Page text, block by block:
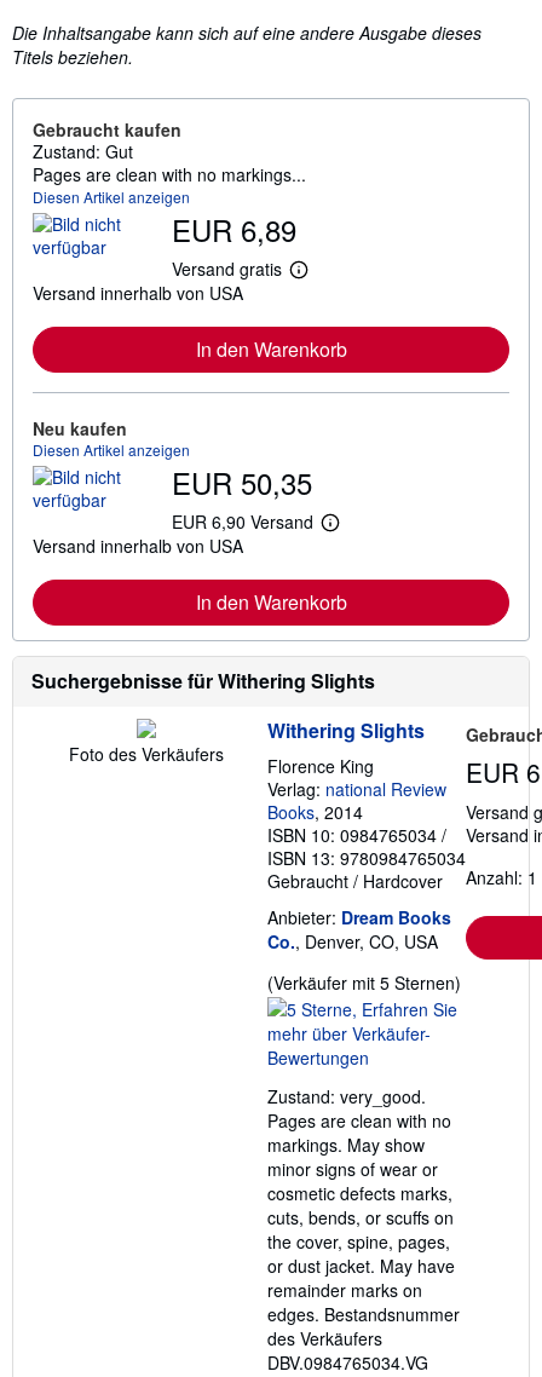
Die Inhaltsangabe kann sich auf eine andere Ausgabe dieses
Titels beziehen.
Gebraucht kaufen
Zustand: Gut
Pages are clean with no markings...
Diesen Artikel anzeigen
EUR 6,89
Versand gratis
W
t
e
r
m
t
n
e
n
z
u
V
e
s
n
d
k
o
s
t
e
n
Versand innerhalb von USA
In den Warenkorb
Neu kaufen
Diesen Artikel anzeigen
EUR 50,35
EUR 6,90 Versand
W
t
e
e
I
n
f
r
a
t
i
o
n
e
n
z
u
V
e
s
n
d
k
s
e
n
Versand innerhalb von USA
In den Warenkorb
Suchergebnisse für Withering Slights
Foto des Verkäufers
Withering Slights
Florence King
Verlag: national Review
Books, 2014
ISBN 10: 0984765034 /
ISBN 13: 9780984765034
Gebraucht / Hardcover
Anbieter: Dream Books
Co., Denver, CO, USA
(Verkäufer mit 5 Sternen)
Zustand: very_good.
Pages are clean with no
markings. May show
minor signs of wear or
cosmetic defects marks,
cuts, bends, or scuffs on
the cover, spine, pages,
or dust jacket. May have
remainder marks on
edges. Bestandsnummer
des Verkäufers
DBV.0984765034.VG
EUR
Versand
Versand
Anzahl: